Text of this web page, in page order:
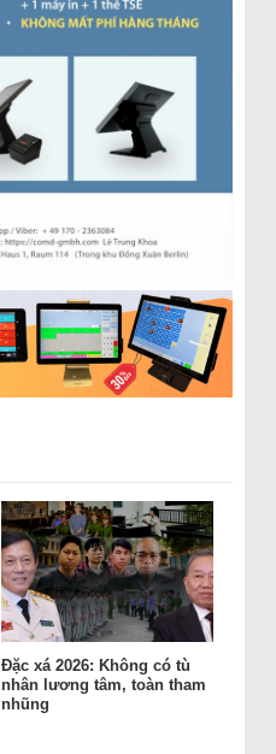
Đặc xá 2026: Không có tù
nhân lương tâm, toàn tham
nhũng